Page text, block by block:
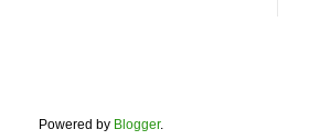
Powered by Blogger.